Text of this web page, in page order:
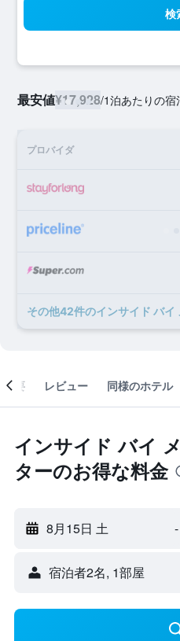
検
最安値¥17,928/1泊あたりの
プロバイダ
概要 レビュー 同様のホテル
インサイド バイ
ターのお得な料金
8月15日 土 -
宿泊者2名, 1​部屋